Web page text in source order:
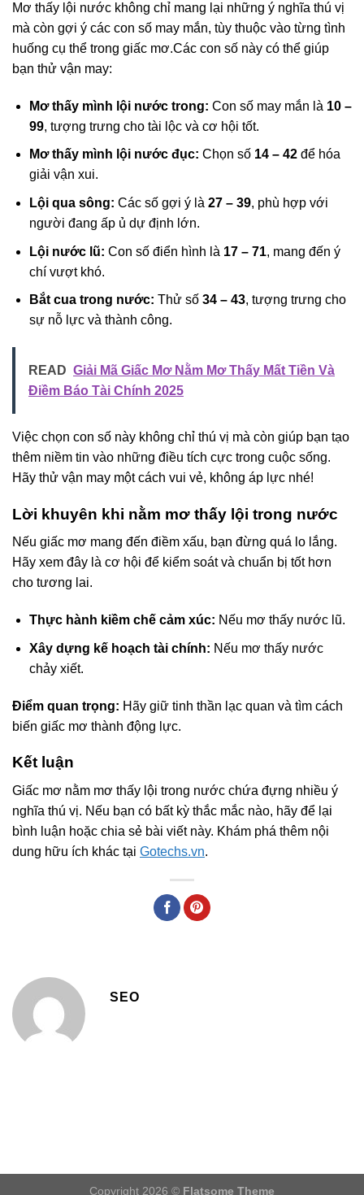
Mơ thấy lội nước không chỉ mang lại những ý nghĩa thú vị
mà còn gợi ý các con số may mắn, tùy thuộc vào từng tình
huống cụ thể trong giấc mơ.Các con số này có thể giúp
bạn thử vận may:
Mơ thấy mình lội nước trong: Con số may mắn là 10 –
99, tượng trưng cho tài lộc và cơ hội tốt.
Mơ thấy mình lội nước đục: Chọn số 14 – 42để hóa
giải vận xui.
Lội qua sông: Các số gợi ý là 27 – 39, phù hợp với
người đang ấp ủ dự định lớn.
Lội nước lũ: Con số điển hình là 17 – 71, mang đến ý
chí vượt khó.
Bắt cua trong nước: Thử số 34 – 43, tượng trưng cho
sự nỗ lực và thành công.
READ Giải Mã Giấc Mơ Nằm Mơ Thấy Mất Tiền Và
Điềm Báo Tài Chính 2025
Việc chọn con số này không chỉ thú vị mà còn giúp bạn tạo
thêm niềm tin vào những điều tích cực trong cuộc sống.
Hãy thử vận may một cách vui vẻ, không áp lực nhé!
Lời khuyên khi nằm mơ thấy lội trong nước
Nếu giấc mơ mang đến điềm xấu, bạn đừng quá lo lắng.
Hãy xem đây là cơ hội để kiểm soát và chuẩn bị tốt hơn
cho tương lai.
Thực hành kiềm chế cảm xúc: Nếu mơ thấy nước lũ.
Xây dựng kế hoạch tài chính: Nếu mơ thấy nước
chảy xiết.
Điểm quan trọng: Hãy giữ tinh thần lạc quan và tìm cách
biến giấc mơ thành động lực.
Kết luận
Giấc mơ nằm mơ thấy lội trong nước chứa đựng nhiều ý
nghĩa thú vị. Nếu bạn có bất kỳ thắc mắc nào, hãy để lại
bình luận hoặc chia sẻ bài viết này. Khám phá thêm nội
dung hữu ích khác tại Gotechs.vn.
SEO
Copyright 2026 © Flatsome Theme